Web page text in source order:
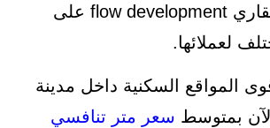
فلو للتطوير العقاري flow development على
لعملائها.
المواقع السكنية داخل مدينة
بمتوسط سعر متر تنافسي